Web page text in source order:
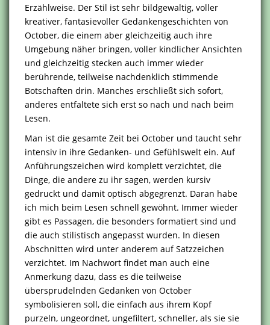
Erzählweise. Der Stil ist sehr bildgewaltig, voller
kreativer, fantasievoller Gedankengeschichten von
October, die einem aber gleichzeitig auch ihre
Umgebung näher bringen, voller kindlicher Ansichten
und gleichzeitig stecken auch immer wieder
berührende, teilweise nachdenklich stimmende
Botschaften drin. Manches erschließt sich sofort,
anderes entfaltete sich erst so nach und nach beim
Lesen.
Man ist die gesamte Zeit bei October und taucht sehr
intensiv in ihre Gedanken- und Gefühlswelt ein. Auf
Anführungszeichen wird komplett verzichtet, die
Dinge, die andere zu ihr sagen, werden kursiv
gedruckt und damit optisch abgegrenzt. Daran habe
ich mich beim Lesen schnell gewöhnt. Immer wieder
gibt es Passagen, die besonders formatiert sind und
die auch stilistisch angepasst wurden. In diesen
Abschnitten wird unter anderem auf Satzzeichen
verzichtet. Im Nachwort findet man auch eine
Anmerkung dazu, dass es die teilweise
übersprudelnden Gedanken von October
symbolisieren soll, die einfach aus ihrem Kopf
purzeln, ungeordnet, ungefiltert, schneller, als sie sie